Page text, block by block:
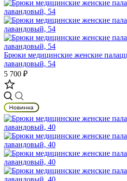
Брюки медицинские женские
лавандовый, 54
5 700 ₽